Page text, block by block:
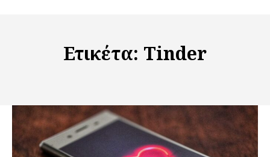
Ετικέτα: Tinder